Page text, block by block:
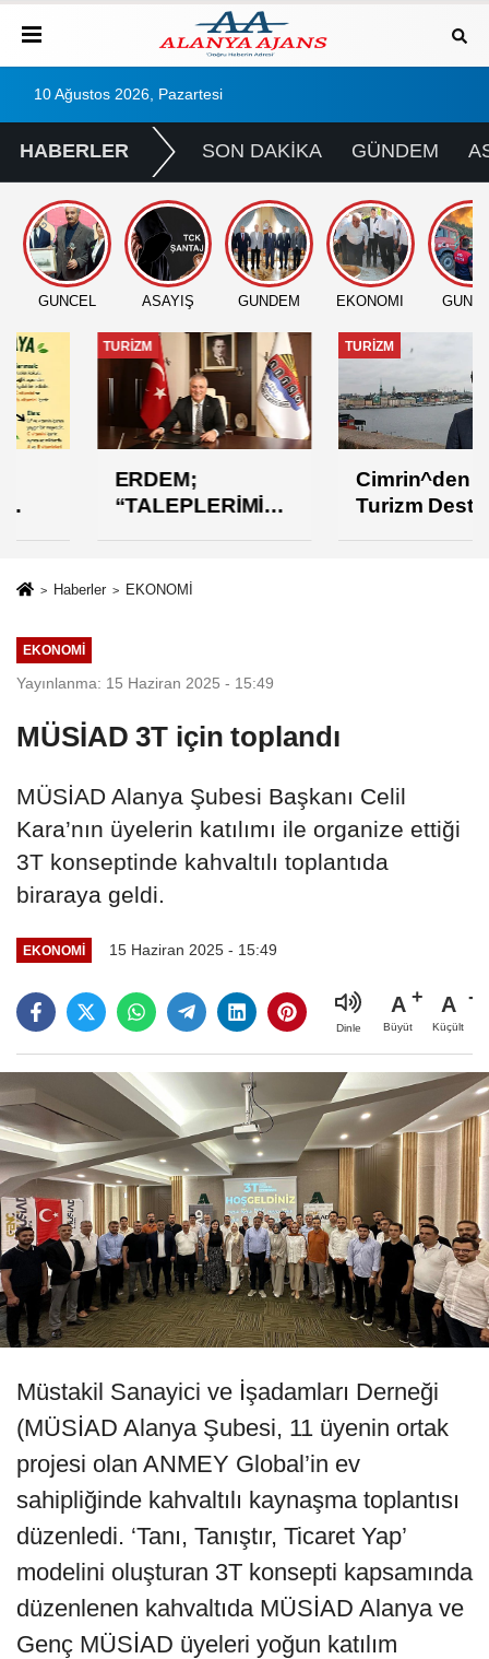
10 Ağustos 2026, Pazartesi
HABERLER SON DAKİKA GÜNDEM
GÜNCEL ASAYİŞ GÜNDEM EKONOMİ
TURİZM
ERDEM;
“TALEPLERİMİZİ
MEMNUNUZ”
TURİZM
Cimrin^den
Turizm Destek
Haberler EKONOMİ
EKONOMİ
Yayınlanma: 15 Haziran 2025 - 15:49
MÜSİAD 3T için toplandı
MÜSİAD Alanya Şubesi Başkanı Celil
Kara’nın üyelerin katılımı ile organize ettiği
3T konseptinde kahvaltılı toplantıda
biraraya geldi.
EKONOMİ 15 Haziran 2025 - 15:49
Dinle
A
Büyüt
A
Küçült
Müstakil Sanayici ve İşadamları Derneği
(MÜSİAD Alanya Şubesi, 11 üyenin ortak
projesi olan ANMEY Global’in ev
sahipliğinde kahvaltılı kaynaşma toplantısı
düzenledi. ‘Tanı, Tanıştır, Ticaret Yap’
modelini oluşturan 3T konsepti kapsamında
düzenlenen kahvaltıda MÜSİAD Alanya ve
Genç MÜSİAD üyeleri yoğun katılım